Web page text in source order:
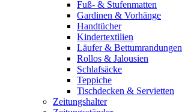
Fuß- & Stufenmatten
Gardinen & Vorhänge
Handtücher
Kindertextilien
Läufer & Bettumrandungen
Rollos & Jalousien
Schlafsäcke
Teppiche
Tischdecken & Servietten
Zeitungshalter